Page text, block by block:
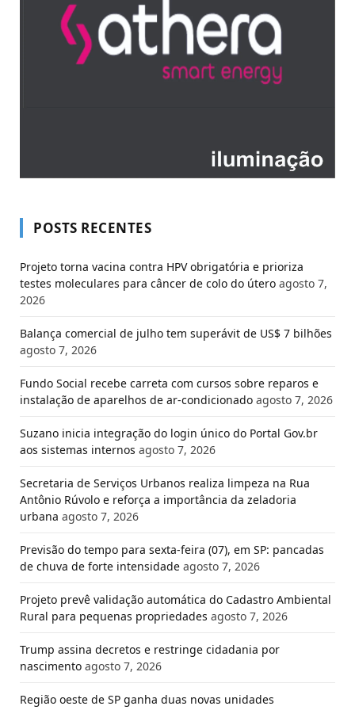
POSTS RECENTES
Projeto torna vacina contra HPV obrigatória e prioriza
testes moleculares para câncer de colo do útero agosto 7,
2026
Balança comercial de julho tem superávit de US$ 7 bilhões
agosto 7, 2026
Fundo Social recebe carreta com cursos sobre reparos e
instalação de aparelhos de ar-condicionado agosto 7, 2026
Suzano inicia integração do login único do Portal Gov.br
aos sistemas internos agosto 7, 2026
Secretaria de Serviços Urbanos realiza limpeza na Rua
Antônio Rúvolo e reforça a importância da zeladoria
urbana agosto 7, 2026
Previsão do tempo para sexta-feira (07), em SP: pancadas
de chuva de forte intensidade agosto 7, 2026
Projeto prevê validação automática do Cadastro Ambiental
Rural para pequenas propriedades agosto 7, 2026
Trump assina decretos e restringe cidadania por
nascimento agosto 7, 2026
Região oeste de SP ganha duas novas unidades